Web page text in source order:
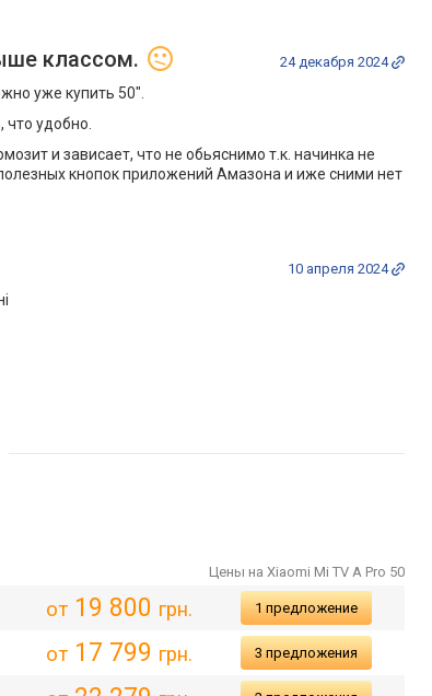
классом. 24 декабря 2024
уже купить 50".
удобно.
и зависает, что не обьяснимо т.к. начинка не
кнопок приложений Амазона и иже сними нет
10 апреля 2024
Цены на Xiaomi Mi TV A Pro 50
от19 800 грн. 1 предложение
от17 799 грн. 3 предложения